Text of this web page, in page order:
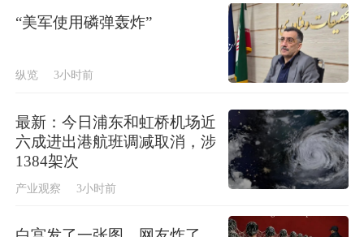
“美军使用磷弹轰炸”
纵览 3小时前
最新：今日浦东和虹桥机场近
六成进出港航班调减取消，涉
1384架次
产业观察 3小时前